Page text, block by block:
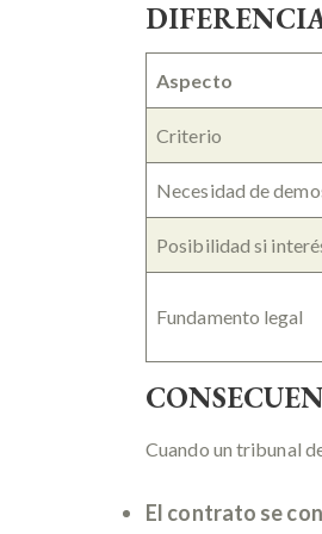
Aspecto
Criterio
Necesidad de
Posibilidad si
Fundamento legal
Cuando un tribunal
El contrato se